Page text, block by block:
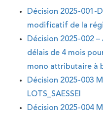
Décision 2025-001-
modificatif de la
Décision 2025-002
délais de 4 mois
mono attributaire à
Décision 2025-003
LOTS_SAESSEI
Décision 2025-004